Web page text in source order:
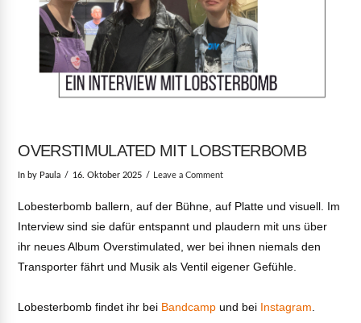
OVERSTIMULATED MIT LOBSTERBOMB
In by Paula 16. Oktober 2025 Leave a Comment
Lobesterbomb ballern, auf der Bühne, auf Platte und visuell. Im
Interview sind sie dafür entspannt und plaudern mit uns über
ihr neues Album Overstimulated, wer bei ihnen niemals den
Transporter fährt und Musik als Ventil eigener Gefühle.
Lobesterbomb findet ihr bei Bandcamp und bei Instagram.